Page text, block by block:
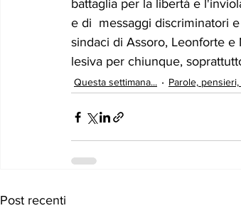
battaglia per la libertà e
e di  messaggi discriminatori
sindaci di Assoro, Leonforte e
lesiva per chiunque,
Questa settimana... Parole,
Post recenti